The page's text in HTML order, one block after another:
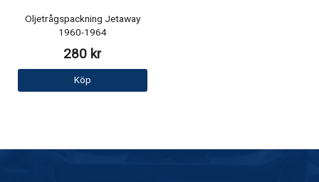
Oljetrågspackning Jetaway
1960-1964
280 kr
Köp